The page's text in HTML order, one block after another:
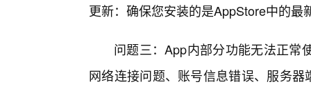
更新：确保您安装的是AppStore中的
问题三：App内部分功能无法正常
网络连接问题、账号信息错误、服务